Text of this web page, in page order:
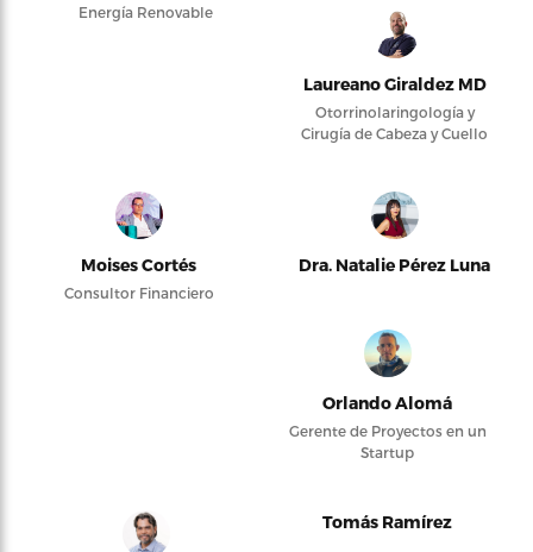
Energía Renovable
Laureano Giraldez MD
Otorrinolaringología y
Cirugía de Cabeza y Cuello
Moises Cortés
Consultor Financiero
Dra. Natalie Pérez Luna
Orlando Alomá
Gerente de Proyectos en un
Startup
Tomás Ramírez